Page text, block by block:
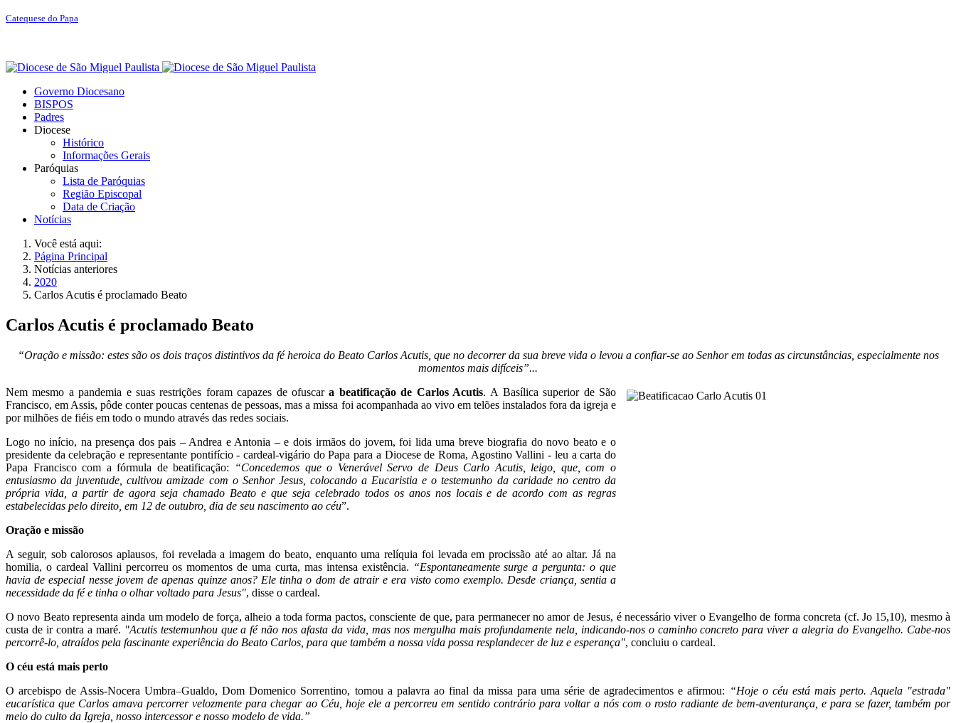
Catequese do Papa
Governo Diocesano
BISPOS
Padres
Diocese
Histórico
Informações Gerais
Paróquias
Lista de Paróquias
Região Episcopal
Data de Criação
Notícias
Você está aqui:
Página Principal
Notícias anteriores
2020
Carlos Acutis é proclamado Beato
Carlos Acutis é proclamado Beato
“Oração e missão: estes são os dois traços distintivos da fé heroica do Beato Carlos Acutis, que no decorrer da sua breve vida o levou a confiar-se ao Senhor em todas as circunstâncias, especialmente nos
momentos mais difíceis”...
Nem mesmo a pandemia e suas restrições foram capazes de ofuscara beatificação de Carlos Acutis. A Basílica superior de São
Francisco, em Assis, pôde conter poucas centenas de pessoas, mas a missa foi acompanhada ao vivo em telões instalados fora da igreja e
por milhões de fiéis em todo o mundo através das redes sociais.
Logo no início, na presença dos pais – Andrea e Antonia – e dois irmãos do jovem, foi lida uma breve biografia do novo beato e o
presidente da celebração e representante pontifício - cardeal-vigário do Papa para a Diocese de Roma, Agostino Vallini - leu a carta do
Papa Francisco com a fórmula de beatificação:
“Concedemos que o Venerável Servo de Deus Carlo Acutis, leigo, que, com o
entusiasmo da juventude, cultivou amizade com o Senhor Jesus, colocando a Eucaristia e o testemunho da caridade no centro da
própria vida, a partir de agora seja chamado Beato e que seja celebrado todos os anos nos locais e de acordo com as regras
estabelecidas pelo direito, em 12 de outubro, dia de seu nascimento ao céu”.
Oração e missão
A seguir, sob calorosos aplausos, foi revelada a imagem do beato, enquanto uma relíquia foi levada em procissão até ao altar. Já na
homilia, o cardeal Vallini percorreu os momentos de uma curta, mas intensa existência. “Espontaneamente surge a pergunta: o que
havia de especial nesse jovem de apenas quinze anos? Ele tinha o dom de atrair e era visto como exemplo. Desde criança, sentia a
necessidade da fé e tinha o olhar voltado para Jesus", disse o cardeal.
O novo Beato representa ainda um modelo de força, alheio a toda forma pactos, consciente de que, para permanecer no amor de Jesus, é necessário viver o Evangelho de forma concreta (cf. Jo 15,10), mesmo à
custa de ir contra a maré. "Acutis testemunhou que a fé não nos afasta da vida, mas nos mergulha mais profundamente nela, indicando-nos o caminho concreto para viver a alegria do Evangelho. Cabe-nos
percorrê-lo, atraídos pela fascinante experiência do Beato Carlos, para que também a nossa vida possa resplandecer de luz e esperança", concluiu o cardeal.
O céu está mais perto
O arcebispo de Assis-Nocera Umbra–Gualdo, Dom Domenico Sorrentino, tomou a palavra ao final da missa para uma série de agradecimentos e afirmou: “Hoje o céu está mais perto. Aquela "estrada"
eucarística que Carlos amava percorrer velozmente para chegar ao Céu, hoje ele a percorreu em sentido contrário para voltar a nós com o rosto radiante de bem-aventurança, e para se fazer, também por
meio do culto da Igreja, nosso intercessor e nosso modelo de vida.”